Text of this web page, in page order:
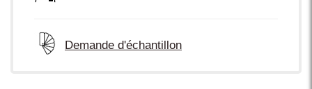
Demande d'échantillon